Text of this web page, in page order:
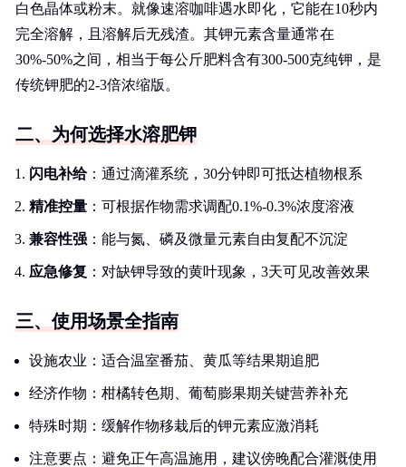
白色晶体或粉末。就像速溶咖啡遇水即化，它能在10秒内
完全溶解，且溶解后无残渣。其钾元素含量通常在
30%-50%之间，相当于每公斤肥料含有300-500克纯钾，是
传统钾肥的2-3倍浓缩版。
二、为何选择水溶肥钾
闪电补给：通过滴灌系统，30分钟即可抵达植物根系
精准控量 ：可根据作物需求调配0.1%-0.3%浓度溶液
兼容性强 ：能与氮、磷及微量元素自由复配不沉淀
应急修复 ：对缺钾导致的黄叶现象，3天可见改善效果
三、使用场景全指南
设施农业：适合温室番茄、黄瓜等结果期追肥
经济作物：柑橘转色期、葡萄膨果期关键营养补充
特殊时期：缓解作物移栽后的钾元素应激消耗
注意要点：避免正午高温施用，建议傍晚配合灌溉使用